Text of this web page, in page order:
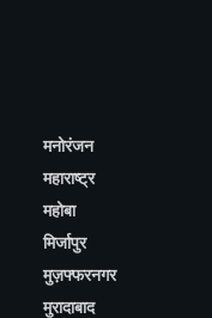
मनोरंजन
महाराष्ट्र
महोबा
मिर्जापुर
मुज़फ्फरनगर
मुरादाबाद